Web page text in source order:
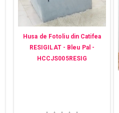
Husa de Fotoliu din Catifea
RESIGILAT - Bleu Pal -
HCCJS005RESIG